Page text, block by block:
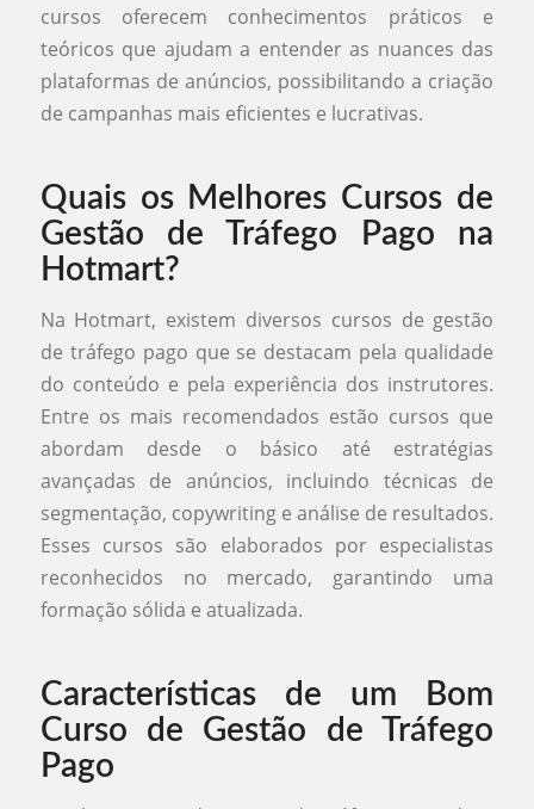
cursos oferecem conhecimentos práticos e
teóricos que ajudam a entender as nuances das
plataformas de anúncios, possibilitando a criação
de campanhas mais eficientes e lucrativas.
Quais os Melhores Cursos de
Gestão de Tráfego Pago na
Hotmart?
Na Hotmart, existem diversos cursos de gestão
de tráfego pago que se destacam pela qualidade
do conteúdo e pela experiência dos instrutores.
Entre os mais recomendados estão cursos que
abordam desde o básico até estratégias
avançadas de anúncios, incluindo técnicas de
segmentação, copywriting e análise de resultados.
Esses cursos são elaborados por especialistas
reconhecidos no mercado, garantindo uma
formação sólida e atualizada.
Características de um Bom
Curso de Gestão de Tráfego
Pago